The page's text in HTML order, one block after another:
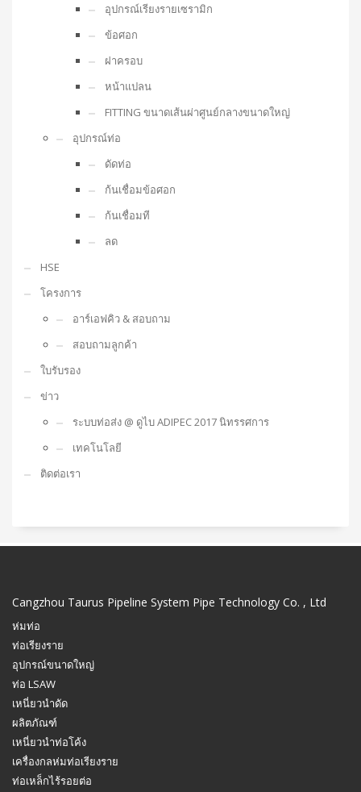
อุปกรณ์เรียงรายเซรามิก
ข้อศอก
ฝาครอบ
หน้าแปลน
FITTING ขนาดเส้นผ่าศูนย์กลางขนาดใหญ่
อุปกรณ์ท่อ
ดัดท่อ
ก้นเชื่อมข้อศอก
ก้นเชื่อมที
ลด
HSE
โครงการ
อาร์เอฟคิว & สอบถาม
สอบถามลูกค้า
ใบรับรอง
ข่าว
ระบบท่อส่ง @ ดูไบ ADIPEC 2017 นิทรรศการ
เทคโนโลยี
ติดต่อเรา
Cangzhou Taurus Pipeline System Pipe Technology Co. , Ltd
ห่มท่อ
ท่อเรียงราย
อุปกรณ์ขนาดใหญ่
ท่อ LSAW
เหนี่ยวนำดัด
ผลิตภัณฑ์
เหนี่ยวนำท่อโค้ง
เครื่องกลห่มท่อเรียงราย
ท่อเหล็กไร้รอยต่อ